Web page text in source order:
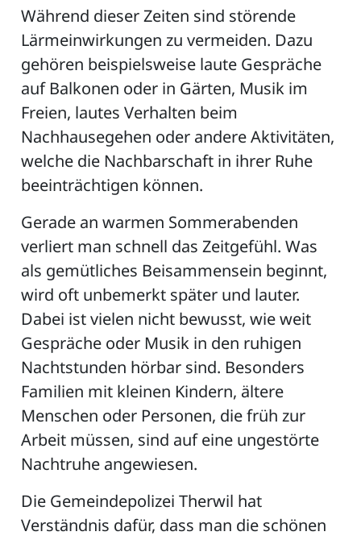
Während dieser Zeiten sind störende
Lärmeinwirkungen zu vermeiden. Dazu
gehören beispielsweise laute Gespräche
auf Balkonen oder in Gärten, Musik im
Freien, lautes Verhalten beim
Nachhausegehen oder andere Aktivitäten,
welche die Nachbarschaft in ihrer Ruhe
beeinträchtigen können.
Gerade an warmen Sommerabenden
verliert man schnell das Zeitgefühl. Was
als gemütliches Beisammensein beginnt,
wird oft unbemerkt später und lauter.
Dabei ist vielen nicht bewusst, wie weit
Gespräche oder Musik in den ruhigen
Nachtstunden hörbar sind. Besonders
Familien mit kleinen Kindern, ältere
Menschen oder Personen, die früh zur
Arbeit müssen, sind auf eine ungestörte
Nachtruhe angewiesen.
Die Gemeindepolizei Therwil hat
Verständnis dafür, dass man die schönen